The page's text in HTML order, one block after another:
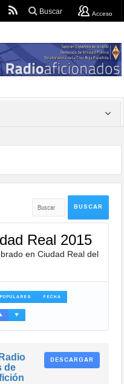
Buscar Acceso
Real 2015
en Ciudad Real del
POPULARES FECHA
▼
DESCARGAR
de